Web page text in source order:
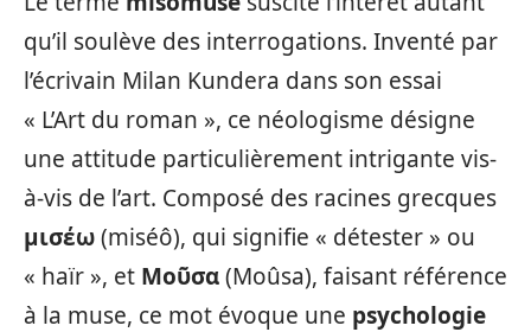
qu’il soulève des interrogations. Inventé par
l’écrivain Milan Kundera dans son essai
« L’Art du roman », ce néologisme désigne
une attitude particulièrement intrigante vis-
à-vis de l’art. Composé des racines grecques
μισέω(miséô), qui signifie « détester » ou
« haïr », et Μοῦσα(Moûsa), faisant référence
à la muse, ce mot évoque une psychologie